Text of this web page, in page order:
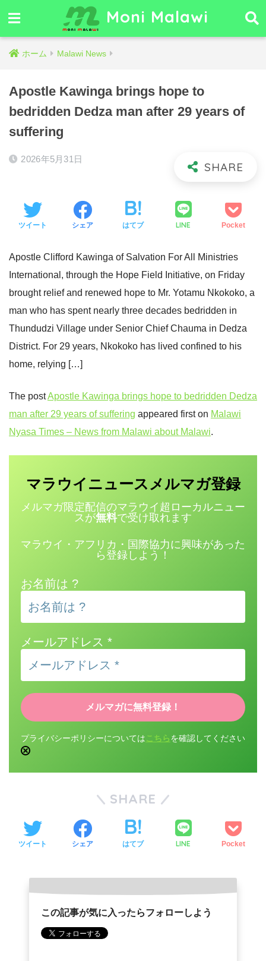
Moni Malawi
ホーム Malawi News
Apostle Kawinga brings hope to
bedridden Dedza man after 29 years of
suffering
2026年5月31日
ツイート シェア はてブ LINE Pocket
Apostle Clifford Kawinga of Salvation For All Ministries
International, through the Hope Field Initiative, on Friday
brought relief and renewed hope to Mr. Yotamu Nkokoko, a
man who has spent nearly three decades bedridden in
Thundudzi Village under Senior Chief Chauma in Dedza
District. For 29 years, Nkokoko has lived confined to his
home, relying […]
The postApostle Kawinga brings hope to bedridden Dedza
man after 29 years of suffering appeared first on Malawi
Nyasa Times – News from Malawi about Malawi.
マラウイニュース メルマガ登録
メルマガ限定配信のマラウイ超ローカルニュー
スが無料で受け取れます
マラウイ・アフリカ・国際協力に興味があった
ら登録しよう！
お名前は ?
メールアドレス *
プライバシーポリシーについては こちら を確認してください
SHARE
ツイート シェア はてブ LINE Pocket
この記事が気に入ったらフォローしよう